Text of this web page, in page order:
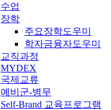
수업
장학
주요장학도우미
학자금융자도우미
교직과정
MYDEX
국제교류
예비군-병무
Self-Brand 교육프로그램